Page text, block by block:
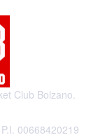
Club Bolzano.
00668420219